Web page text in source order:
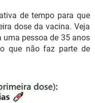
de tempo para que
dose da vacina. Veja
pessoa de 35 anos
que não faz parte de